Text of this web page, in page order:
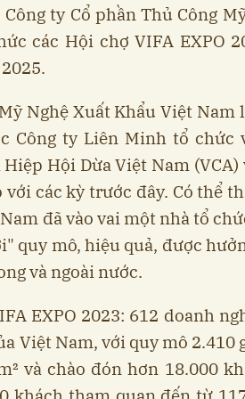
ty Cổ phần Thủ Công
các Hội chợ VIFA EXPO
Nghệ Xuất Khẩu Việt Nam
Công ty Liên Minh tổ chức
Hội Dừa Việt Nam (VCA)
các kỳ trước đây. Có thể
đã vào vai một nhà tổ
quy mô, hiệu quả, được
và ngoài nước.
EXPO 2023: 612 doanh
Việt Nam, với quy mô 2.410
và chào đón hơn 18.000